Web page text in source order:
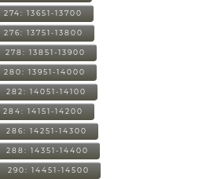
274: 13651-13700
276: 13751-13800
278: 13851-13900
280: 13951-14000
282: 14051-14100
284: 14151-14200
286: 14251-14300
288: 14351-14400
290: 14451-14500